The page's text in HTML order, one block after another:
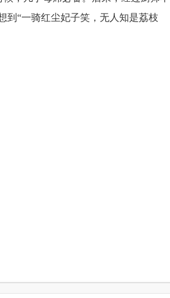
到“一骑红尘妃子笑，无人知是荔枝